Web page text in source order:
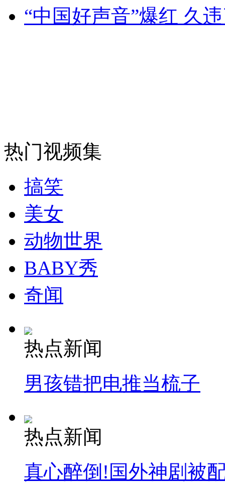
女孩北京地铁殴打老人 痛下狠手拳打脚踢
安徽一实载49人客车翻车
走！跟着总书记去植树
消防员救轻生者
司机酒驾遇交警 急速倒车逃窜
“中国好声音”爆红 久
热门视频集
搞笑
美女
动物世界
BABY秀
奇闻
热点新闻
男孩错把电推当梳子
热点新闻
真心醉倒!国外神剧被